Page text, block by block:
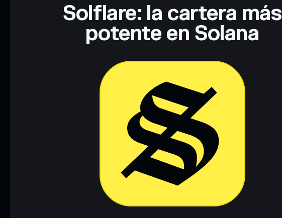
Solflare: la cartera más
potente en Solana